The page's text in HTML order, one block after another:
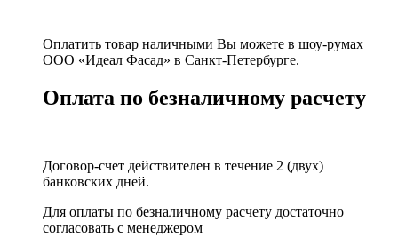
Оплатить товар наличными Вы можете в шоу-румах
ООО «Идеал Фасад» в Санкт-Петербурге.
Оплата по безналичному расчету
Договор-счет действителен в течение 2 (двух)
банковских дней.
Для оплаты по безналичному расчету достаточно
согласовать с менеджером